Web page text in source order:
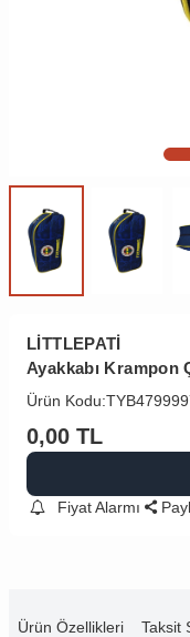
LİTTLEPATİ
Ayakkabı Krampon
Ürün Kodu:
0,00 TL
Fiyat Alarmı
Ürün Özellikleri Taksit